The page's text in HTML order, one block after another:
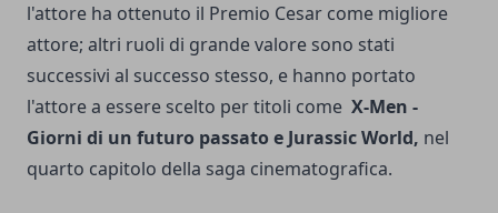
l'attore ha ottenuto il Premio Cesar come migliore
attore; altri ruoli di grande valore sono stati
successivi al successo stesso, e hanno portato
l'attore a essere scelto per titoli come X-Men -
Giorni di un futuro passato e Jurassic World, nel
quarto capitolo della saga cinematografica.